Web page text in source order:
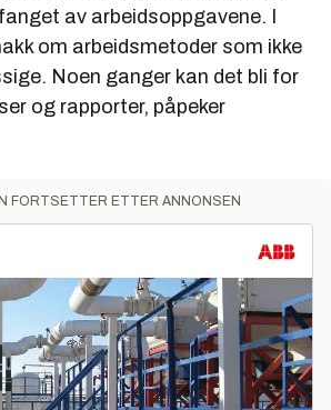
av arbeidsoppgavene. I
om arbeidsmetoder som ikke
Noen ganger kan det bli for
og rapporter, påpeker
FORTSETTER ETTER ANNONSEN